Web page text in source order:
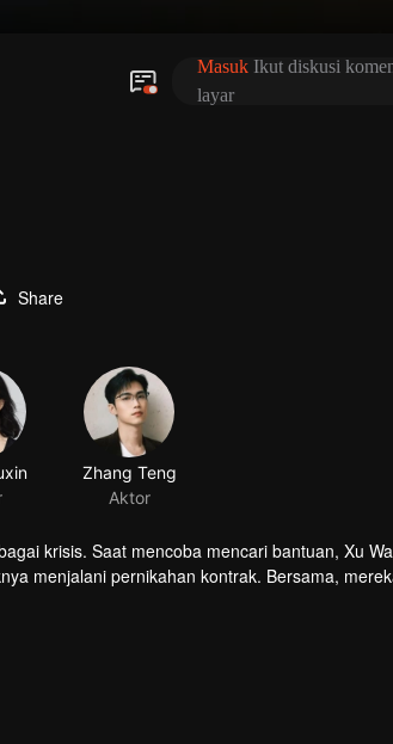
Share
krisis. Saat mencoba mencari bantuan, Xu
menjalani pernikahan kontrak. Bersama,
mereka berubah menjadi cinta.